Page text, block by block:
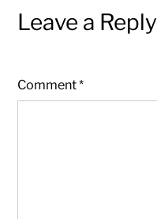
Leave a Reply
Comment*